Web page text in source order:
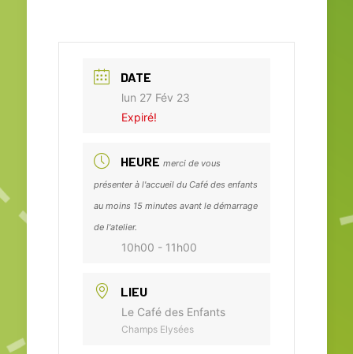
DATE
lun 27 Fév 23
Expiré!
HEURE merci de vous
présenter à l'accueil du Café des enfants
au moins 15 minutes avant le démarrage
de l'atelier.
10h00 - 11h00
LIEU
Le Café des Enfants
Champs Elysées